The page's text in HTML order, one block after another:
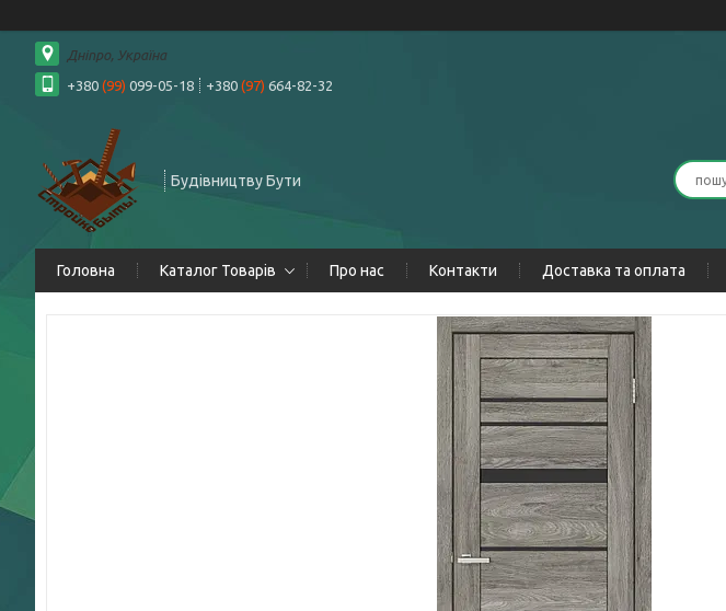
Дніпро, Україна
+380 (99) 099-05-18 +380 (97) 664-82-32
Будівництву Бути
Головна Каталог Товарів Про нас Контакти Доставка та оплата